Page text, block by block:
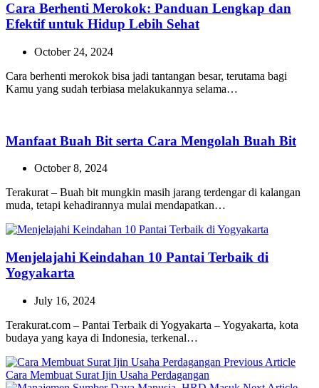
Cara Berhenti Merokok: Panduan Lengkap dan
Efektif untuk Hidup Lebih Sehat
October 24, 2024
Cara berhenti merokok bisa jadi tantangan besar, terutama bagi
Kamu yang sudah terbiasa melakukannya selama…
Manfaat Buah Bit serta Cara Mengolah Buah Bit
October 8, 2024
Terakurat – Buah bit mungkin masih jarang terdengar di kalangan
muda, tetapi kehadirannya mulai mendapatkan…
Menjelajahi Keindahan 10 Pantai Terbaik di
Yogyakarta
July 16, 2024
Terakurat.com – Pantai Terbaik di Yogyakarta – Yogyakarta, kota
budaya yang kaya di Indonesia, terkenal…
Previous Article
Cara Membuat Surat Ijin Usaha Perdagangan